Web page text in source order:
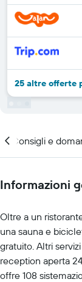
25 altre offerte
Consigli e
Informazioni
Oltre a un
una sauna e
gratuito. Altri
reception aperta
offre 108